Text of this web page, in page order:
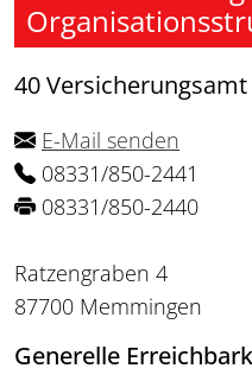
40 Versicherungsamt
E-Mail senden
08331/850-2441
08331/850-2440
Ratzengraben 4
87700 Memmingen
Generelle